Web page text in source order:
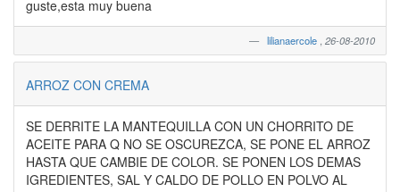
guste,esta muy buena
lilianaercole 26-08-2010
ARROZ CON CREMA
SE DERRITE LA MANTEQUILLA CON UN CHORRITO DE
ACEITE PARA Q NO SE OSCUREZCA, SE PONE EL ARROZ
HASTA QUE CAMBIE DE COLOR. SE PONEN LOS DEMAS
IGREDIENTES, SAL Y CALDO DE POLLO EN POLVO AL